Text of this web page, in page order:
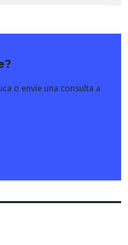
o envíe una consulta a